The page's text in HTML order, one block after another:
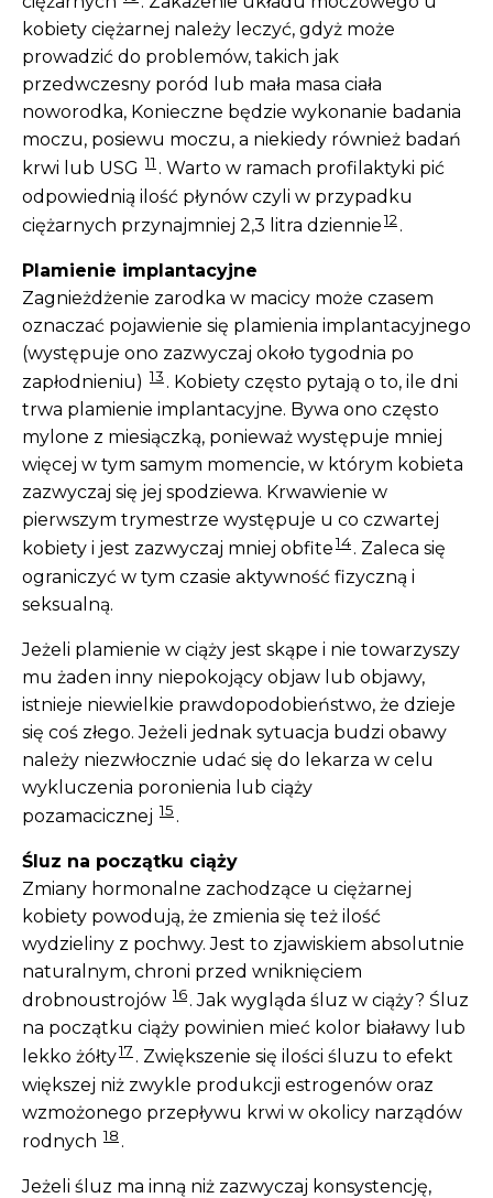
kobiety ciężarnej należy leczyć, gdyż może
prowadzić do problemów, takich jak
przedwczesny poród lub mała masa ciała
noworodka, Konieczne będzie wykonanie badania
moczu, posiewu moczu, a niekiedy również badań
krwi lub USG 11 . Warto w ramach profilaktyki pić
odpowiednią ilość płynów czyli w przypadku
ciężarnych przynajmniej 2,3 litra dziennie12 .
Plamienie implantacyjne
Zagnieżdżenie zarodka w macicy może czasem
oznaczać pojawienie się plamienia implantacyjnego
(występuje ono zazwyczaj około tygodnia po
zapłodnieniu) 13 . Kobiety często pytają o to, ile dni
trwa plamienie implantacyjne. Bywa ono często
mylone z miesiączką, ponieważ występuje mniej
więcej w tym samym momencie, w którym kobieta
zazwyczaj się jej spodziewa. Krwawienie w
pierwszym trymestrze występuje u co czwartej
kobiety i jest zazwyczaj mniej obfite14. Zaleca się
ograniczyć w tym czasie aktywność fizyczną i
seksualną.
Jeżeli plamienie w ciąży jest skąpe i nie towarzyszy
mu żaden inny niepokojący objaw lub objawy,
istnieje niewielkie prawdopodobieństwo, że dzieje
się coś złego. Jeżeli jednak sytuacja budzi obawy
należy niezwłocznie udać się do lekarza w celu
wykluczenia poronienia lub ciąży
pozamacicznej 15 .
Śluz na początku ciąży
Zmiany hormonalne zachodzące u ciężarnej
kobiety powodują, że zmienia się też ilość
wydzieliny z pochwy. Jest to zjawiskiem absolutnie
naturalnym, chroni przed wniknięciem
drobnoustrojów 16. Jak wygląda śluz w ciąży? Śluz
na początku ciąży powinien mieć kolor białawy lub
lekko żółty17 . Zwiększenie się ilości śluzu to efekt
większej niż zwykle produkcji estrogenów oraz
wzmożonego przepływu krwi w okolicy narządów
rodnych 18 .
Jeżeli śluz ma inną niż zazwyczaj konsystencję,